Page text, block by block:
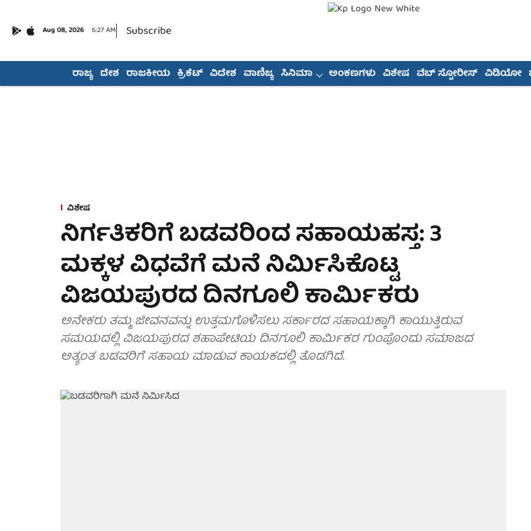
Aug 08, 2026 6:27 AM Subscribe
ರಾಜ್ಯ ದೇಶ ರಾಜಕೀಯ ಕ್ರಿಕೆಟ್ ವಿದೇಶ ವಾಣಿಜ್ಯ ಸಿನಿಮಾ ಅಂಕಣಗಳು ವಿಶೇಷ ವೆಬ್ ಸ್ಟೋರೀಸ್ ವಿಡಿಯೋ
ವಿಶೇಷ
ನಿರ್ಗತಿಕರಿಗೆ ಬಡವರಿಂದ ಸಹಾಯಹಸ್ತ: 3
ಮಕ್ಕಳ ವಿಧವೆಗೆ ಮನೆ ನಿರ್ಮಿಸಿಕೊಟ್ಟ
ವಿಜಯಪುರದ ದಿನಗೂಲಿ ಕಾರ್ಮಿಕರು
ಅನೇಕರು ತಮ್ಮ ಜೀವನವನ್ನು ಉತ್ತಮಗೊಳಿಸಲು ಸರ್ಕಾರದ ಸಹಾಯಕ್ಕಾಗಿ ಕಾಯುತ್ತಿರುವ
ಸಮಯದಲ್ಲಿ ವಿಜಯಪುರದ ಶಹಾಪೇಟಿಯ ದಿನಗೂಲಿ ಕಾರ್ಮಿಕರ ಗುಂಪೊಂದು ಸಮಾಜದ
ಅತ್ಯಂತ ಬಡವರಿಗೆ ಸಹಾಯ ಮಾಡುವ ಕಾಯಕದಲ್ಲಿ ತೊಡಗಿದೆ.